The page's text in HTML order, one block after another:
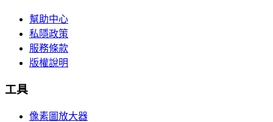
幫助中心
私隱政策
服務條款
版權說明
工具
像素圖放大器